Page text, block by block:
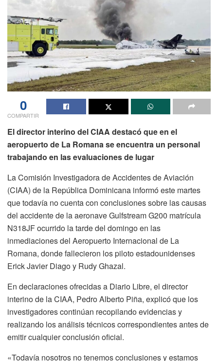
0
COMPARTIR
El director interino del CIAA destacó que en el
aeropuerto de La Romana se encuentra un personal
trabajando en las evaluaciones de lugar
La Comisión Investigadora de Accidentes de Aviación
(CIAA) de la República Dominicana informó este martes
que todavía no cuenta con conclusiones sobre las causas
del accidente de la aeronave Gulfstream G200 matrícula
N318JF ocurrido la tarde del domingo en las
inmediaciones del Aeropuerto Internacional de La
Romana, donde fallecieron los piloto estadounidenses
Erick Javier Diago y Rudy Ghazal.
En declaraciones ofrecidas a Diario Libre, el director
interino de la CIAA, Pedro Alberto Piña, explicó que los
investigadores continúan recopilando evidencias y
realizando los análisis técnicos correspondientes antes de
emitir cualquier conclusión oficial.
«Todavía nosotros no tenemos conclusiones y estamos